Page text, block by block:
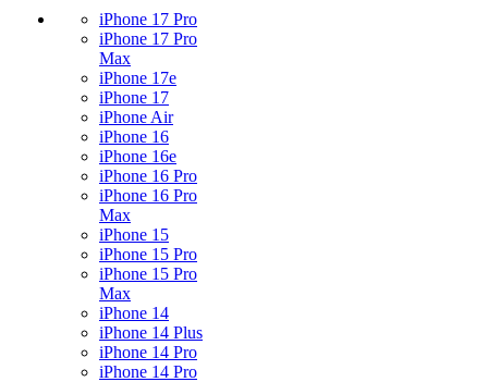
iPhone 17 Pro
iPhone 17 Pro
Max
iPhone 17e
iPhone 17
iPhone Air
iPhone 16
iPhone 16e
iPhone 16 Pro
iPhone 16 Pro
Max
iPhone 15
iPhone 15 Pro
iPhone 15 Pro
Max
iPhone 14
iPhone 14 Plus
iPhone 14 Pro
iPhone 14 Pro